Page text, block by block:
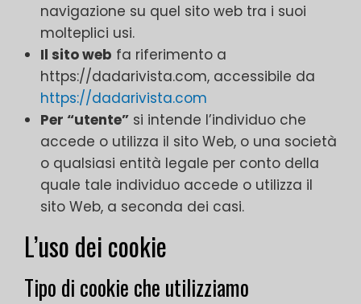
navigazione su quel sito web tra i suoi
molteplici usi.
Il sito web fa riferimento a
https://dadarivista.com, accessibile da
https://dadarivista.com
Per “utente” si intende l’individuo che
accede o utilizza il sito Web, o una società
o qualsiasi entità legale per conto della
quale tale individuo accede o utilizza il
sito Web, a seconda dei casi.
L’uso dei cookie
Tipo di cookie che utilizziamo